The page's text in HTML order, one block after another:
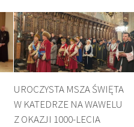
UROCZYSTA MSZA ŚWIĘTA
W KATEDRZE NA WAWELU
Z OKAZJI 1000-LECIA